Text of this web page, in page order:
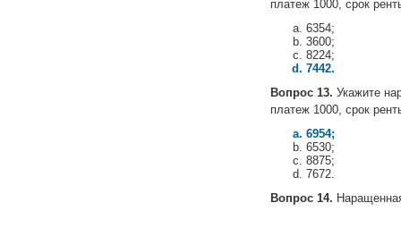
платеж 1000, срок
6354;
3600;
8224;
7442.
Вопрос 13. Укажите
платеж 1000, срок
6954;
6530;
8875;
7672.
Вопрос 14.